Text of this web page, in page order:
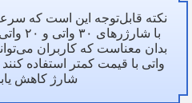
نکته قابل‌توجه این است که
با
واتی با قیمت کمتر استفاده
شارژ کاهش